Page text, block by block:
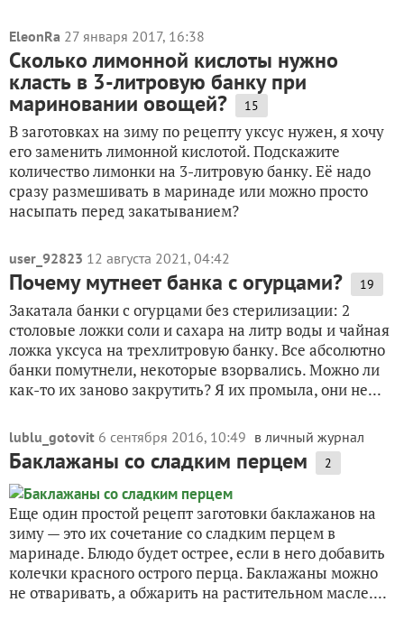
EleonRa 27 января 2017, 16:38
Сколько лимонной кислоты нужно
класть в 3-литровую банку при
мариновании овощей? 15
В заготовках на зиму по рецепту уксус нужен, я хочу
его заменить лимонной кислотой. Подскажите
количество лимонки на 3-литровую банку. Её надо
сразу размешивать в маринаде или можно просто
насыпать перед закатыванием?
user_92823 12 августа 2021, 04:42
Почему мутнеет банка с огурцами? 19
Закатала банки с огурцами без стерилизации: 2
столовые ложки соли и сахара на литр воды и чайная
ложка уксуса на трехлитровую банку. Все абсолютно
банки помутнели, некоторые взорвались. Можно ли
как-то их заново закрутить? Я их промыла, они не...
lublu_gotovit 6 сентября 2016, 10:49 в личный журнал
Баклажаны со сладким перцем 2
Еще один простой рецепт заготовки баклажанов на
зиму — это их сочетание со сладким перцем в
маринаде. Блюдо будет острее, если в него добавить
колечки красного острого перца. Баклажаны можно
не отваривать, а обжарить на растительном масле....